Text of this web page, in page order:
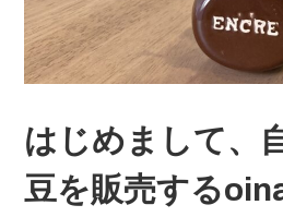
はじめまして、
豆を販売する